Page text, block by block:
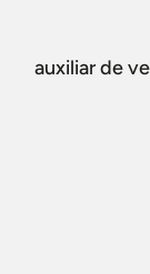
auxiliar de